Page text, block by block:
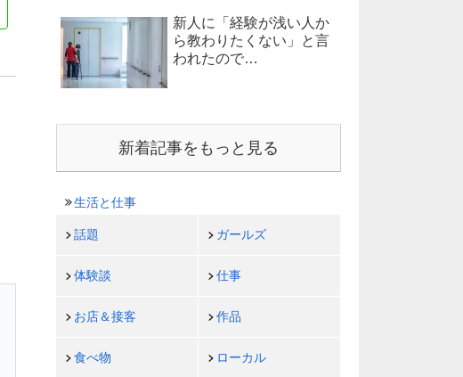
新人に「経験が浅い人か
ら教わりたくない」と言
われたので…
新着記事をもっと見る
生活と仕事
話題 ガールズ
体験談 仕事
お店＆接客 作品
食べ物 ローカル